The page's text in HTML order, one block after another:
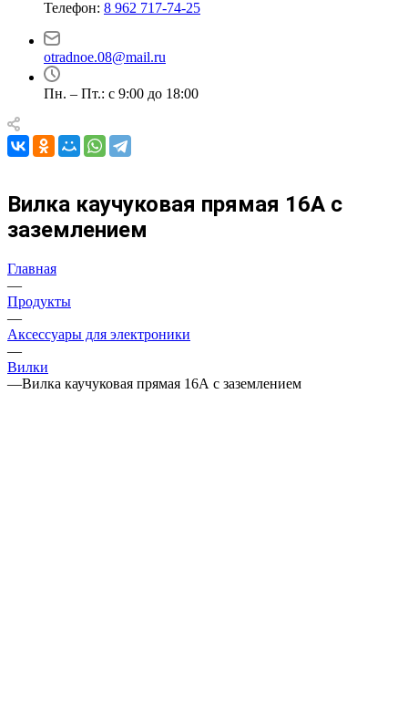
Телефон: 8 962 717-74-25
otradnoe.08@mail.ru
Пн. – Пт.: с 9:00 до 18:00
Вилка каучуковая прямая 16А с
заземлением
Главная
—
Продукты
—
Аксессуары для электроники
—
Вилки
—Вилка каучуковая прямая 16А с заземлением